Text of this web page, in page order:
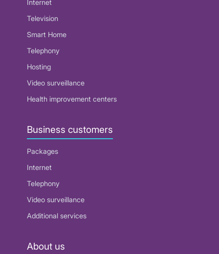
Internet
Television
Smart Home
Telephony
Hosting
Video surveillance
Health improvement centers
Business customers
Packages
Internet
Telephony
Video surveillance
Additional services
About us